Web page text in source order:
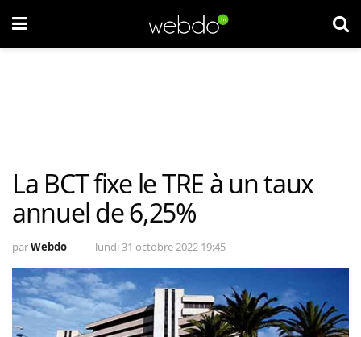
La BCT fixe le TRE à un taux
annuel de 6,25%
parWebdo lundi 31 octobre 2022 19:45